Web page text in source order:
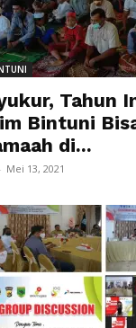
Tahun
Bintuni
di...
- Mei 13, 2021